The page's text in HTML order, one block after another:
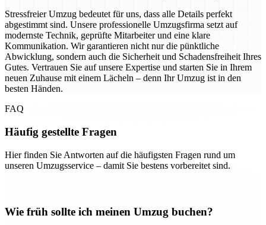
Stressfreier Umzug bedeutet für uns, dass alle Details perfekt
abgestimmt sind. Unsere professionelle Umzugsfirma setzt auf
modernste Technik, geprüfte Mitarbeiter und eine klare
Kommunikation. Wir garantieren nicht nur die pünktliche
Abwicklung, sondern auch die Sicherheit und Schadensfreiheit Ihres
Gutes. Vertrauen Sie auf unsere Expertise und starten Sie in Ihrem
neuen Zuhause mit einem Lächeln – denn Ihr Umzug ist in den
besten Händen.
FAQ
Häufig gestellte Fragen
Hier finden Sie Antworten auf die häufigsten Fragen rund um
unseren Umzugsservice – damit Sie bestens vorbereitet sind.
Wie früh sollte ich meinen Umzug buchen?